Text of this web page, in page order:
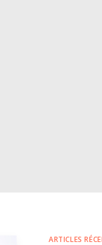
ARTICLES